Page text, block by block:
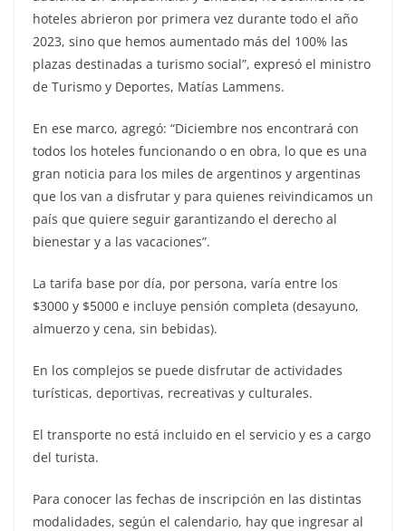
hoteles abrieron por primera vez durante todo el año
2023, sino que hemos aumentado más del 100% las
plazas destinadas a turismo social”, expresó el ministro
de Turismo y Deportes, Matías Lammens.
En ese marco, agregó: “Diciembre nos encontrará con
todos los hoteles funcionando o en obra, lo que es una
gran noticia para los miles de argentinos y argentinas
que los van a disfrutar y para quienes reivindicamos un
país que quiere seguir garantizando el derecho al
bienestar y a las vacaciones”.
La tarifa base por día, por persona, varía entre los
$3000 y $5000 e incluye pensión completa (desayuno,
almuerzo y cena, sin bebidas).
En los complejos se puede disfrutar de actividades
turísticas, deportivas, recreativas y culturales.
El transporte no está incluido en el servicio y es a cargo
del turista.
Para conocer las fechas de inscripción en las distintas
modalidades, según el calendario, hay que ingresar al